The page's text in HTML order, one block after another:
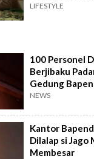
90 Persen
LIFESTYLE
100 Personel
Berjibaku
Gedung
NEWS
Kantor
Dilalap si Jago
Membesar